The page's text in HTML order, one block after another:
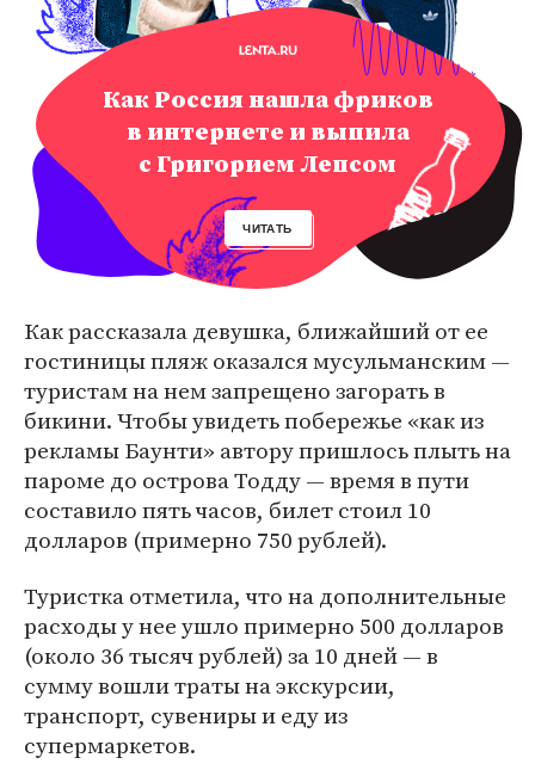
Как Россия нашла фриков
в интернете и выпила
с Григорием Лепсом
ЧИТАТЬ
Как рассказала девушка, ближайший от ее
гостиницы пляж оказался мусульманским —
туристам на нем запрещено загорать в
бикини. Чтобы увидеть побережье «как из
рекламы Баунти» автору пришлось плыть на
пароме до острова Тодду — время в пути
составило пять часов, билет стоил 10
долларов (примерно 750 рублей).
Туристка отметила, что на дополнительные
расходы у нее ушло примерно 500 долларов
(около 36 тысяч рублей) за 10 дней — в
сумму вошли траты на экскурсии,
транспорт, сувениры и еду из
супермаркетов.